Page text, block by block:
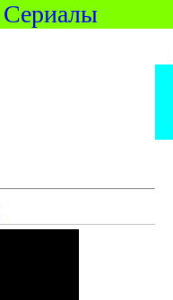
Сериалы